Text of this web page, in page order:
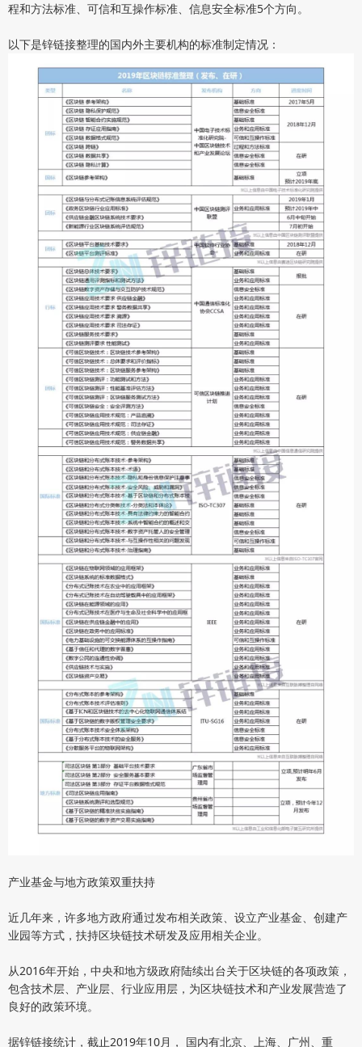
程和方法标准、可信和互操作标准、信息安全标准5个方向。
以下是锌链接整理的国内外主要机构的标准制定情况：
产业基金与地方政策双重扶持
近几年来，许多地方政府通过发布相关政策、设立产业基金、创建产
业园等方式，扶持区块链技术研发及应用相关企业。
从2016年开始，中央和地方级政府陆续出台关于区块链的各项政策，
包含技术层、产业层、行业应用层，为区块链技术和产业发展营造了
良好的政策环境。
据锌链接统计，截止2019年10月， 国内有北京、上海、广州、重